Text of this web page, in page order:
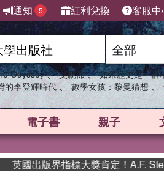
通知 5 紅利兌換 客服
Odyssey 、 父親節 、 如果歷史是一群
的李登輝時代 、 數學女孩：黎曼猜想 、
電子書 親子
界指標大獎肯定！A.F. Steadman